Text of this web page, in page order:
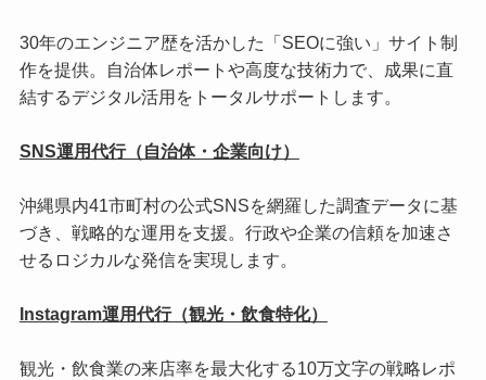
30年のエンジニア歴を活かした「SEOに強い」サイト制
作を提供。自治体レポートや高度な技術力で、成果に直
結するデジタル活用をトータルサポートします。
SNS運用代行（自治体・企業向け）
沖縄県内41市町村の公式SNSを網羅した調査データに基
づき、戦略的な運用を支援。行政や企業の信頼を加速さ
せるロジカルな発信を実現します。
Instagram運用代行（観光・飲食特化）
観光・飲食業の来店率を最大化する10万文字の戦略レポ